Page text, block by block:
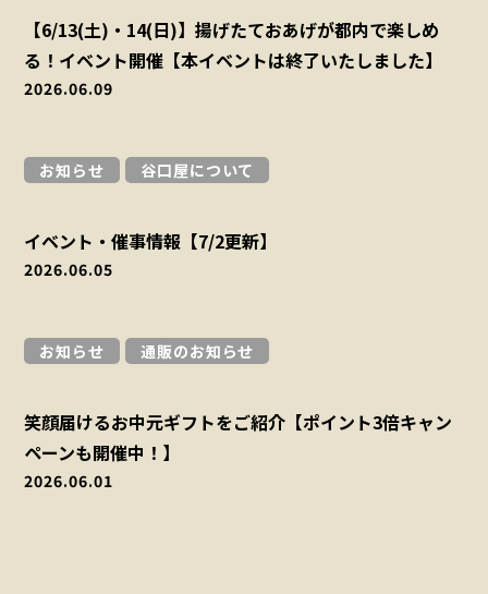
【6/13(土)・14(日)】揚げたておあげが都内で楽しめ
る！イベント開催【本イベントは終了いたしました】
2026.06.09
お知らせ 谷口屋について
イベント・催事情報【7/2更新】
2026.06.05
お知らせ 通販のお知らせ
笑顔届けるお中元ギフトをご紹介【ポイント3倍キャン
ペーンも開催中！】
2026.06.01